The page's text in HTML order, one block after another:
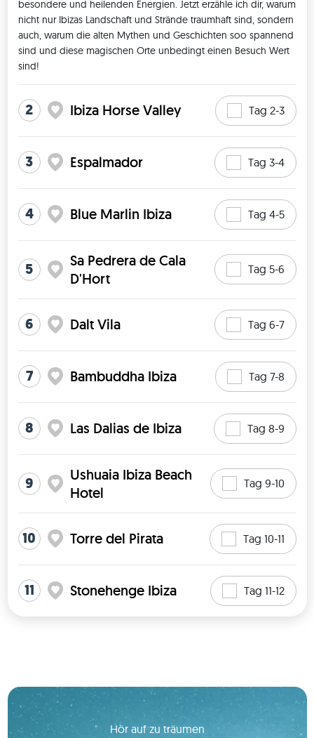
besondere und heilenden Energien. Jetzt erzähle ich dir, warum
nicht nur Ibizas Landschaft und Strände traumhaft sind, sondern
auch, warum die alten Mythen und Geschichten soo spannend
sind und diese magischen Orte unbedingt einen Besuch Wert
sind!
2 Ibiza Horse Valley Tag 2-3
3 Espalmador Tag 3-4
4 Blue Marlin Ibiza Tag 4-5
5
Sa Pedrera de Cala
D'Hort
Tag 5-6
6 Dalt Vila Tag 6-7
7 Bambuddha Ibiza Tag 7-8
8 Las Dalias de Ibiza Tag 8-9
9
Ushuaia Ibiza Beach
Hotel
Tag 9-10
10 Torre del Pirata Tag 10-11
11 Stonehenge Ibiza Tag 11-12
Hör auf zu träumen